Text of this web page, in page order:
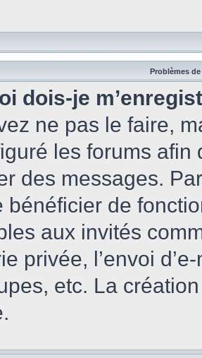
Problèmes
dois-je
ne pas le faire,
les forums afin
des messages.
bénéficier de
aux invités
privée, l’envoi
etc. La